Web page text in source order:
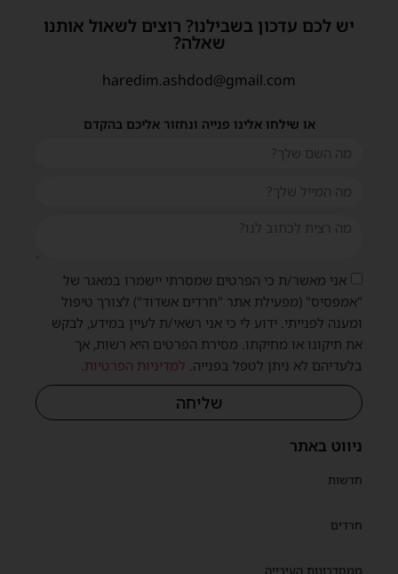
ניווט באתר
חדשות
חרדים
ממסדרונות העירייה
יש לכם עדכון בשבילנו? רוצים לשאול אותנו
שאלה?
haredim.ashdod@gmail.com
או שילחו אלינו פנייה ונחזור אליכם בהקדם
אני מאשר/ת כי הפרטים שמסרתי יישמרו במאגר של
"אמפסיס" (מפעילת אתר "חרדים אשדוד") לצורך טיפול
ומענה לפנייתי. ידוע לי כי אני רשאי/ת לעיין במידע, לבקש
את תיקונו או מחיקתו. מסירת הפרטים היא רשות, אך
בלעדיהם לא ניתן לטפל בפנייה. למדיניות הפרטיות.
שליחה